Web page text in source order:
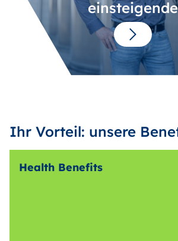
einsteigende
Ihr Vorteil: unsere
Health Benefits